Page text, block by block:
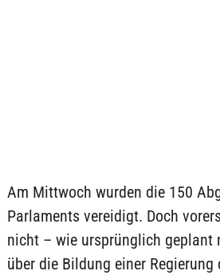
Am Mittwoch wurden die 150
Parlaments vereidigt. Doch
nicht – wie ursprünglich geplant
über die Bildung einer Regierung